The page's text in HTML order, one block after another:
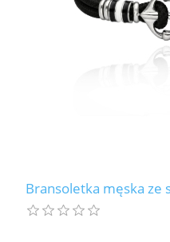
Bransoletka męska ze